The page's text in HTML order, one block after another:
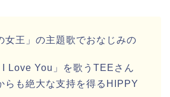
女王」の主題歌でおなじみの
Love You」を歌うTEEさん
らも絶大な支持を得るHIPPY